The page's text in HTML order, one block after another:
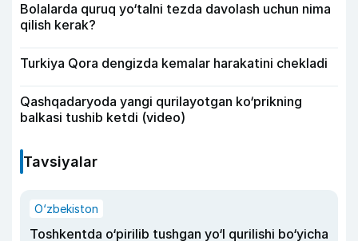
Bolalarda quruq yo‘talni tezda davolash uchun nima
qilish kerak?
Turkiya Qora dengizda kemalar harakatini chekladi
Qashqadaryoda yangi qurilayotgan ko‘prikning
balkasi tushib ketdi (video)
Tavsiyalar
O‘zbekiston
Toshkentda o‘pirilib tushgan yo‘l qurilishi bo‘yicha